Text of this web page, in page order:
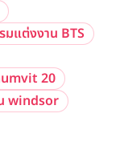
มแต่งงาน BTS
20
windsor